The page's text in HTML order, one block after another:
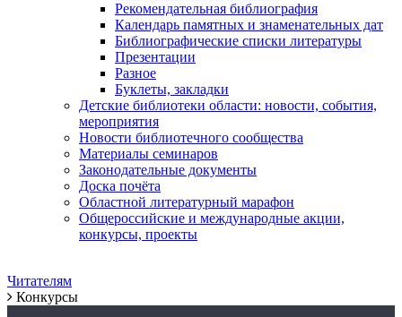
Рекомендательная библиография
Календарь памятных и знаменательных дат
Библиографические списки литературы
Презентации
Разное
Буклеты, закладки
Детские библиотеки области: новости, события,
мероприятия
Новости библиотечного сообщества
Материалы семинаров
Законодательные документы
Доска почёта
Областной литературный марафон
Общероссийские и международные акции,
конкурсы, проекты
Читателям
Конкурсы